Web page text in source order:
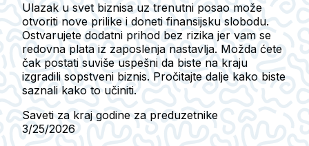
Ulazak u svet biznisa uz trenutni posao može
otvoriti nove prilike i doneti finansijsku slobodu.
Ostvarujete dodatni prihod bez rizika jer vam se
redovna plata iz zaposlenja nastavlja. Možda ćete
čak postati suviše uspešni da biste na kraju
izgradili sopstveni biznis. Pročitajte dalje kako biste
saznali kako to učiniti.
Saveti za kraj godine za preduzetnike
3/25/2026